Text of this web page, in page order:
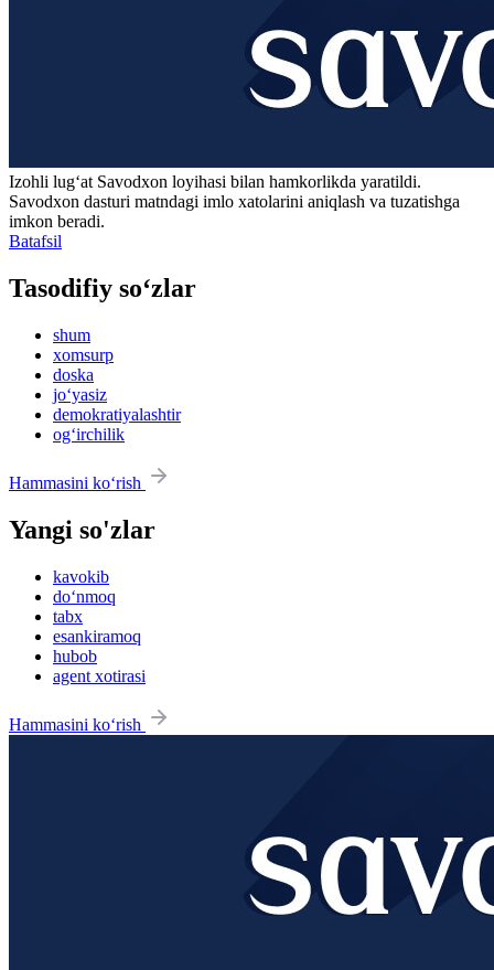
Izohli lugʻat Savodxon loyihasi bilan hamkorlikda yaratildi.
Savodxon dasturi matndagi imlo xatolarini aniqlash va tuzatishga
imkon beradi.
Batafsil
Tasodifiy so‘zlar
shum
xomsurp
doska
jo‘yasiz
demokratiyalashtir
og‘irchilik
Hammasini ko‘rish
Yangi so'zlar
kavokib
do‘nmoq
tabx
esankiramoq
hubob
agent xotirasi
Hammasini ko‘rish